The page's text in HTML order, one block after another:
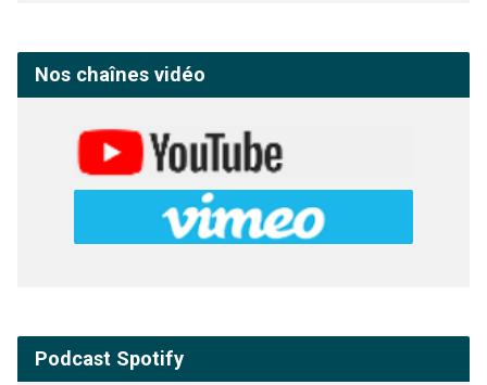
Nos chaînes vidéo
Podcast Spotify